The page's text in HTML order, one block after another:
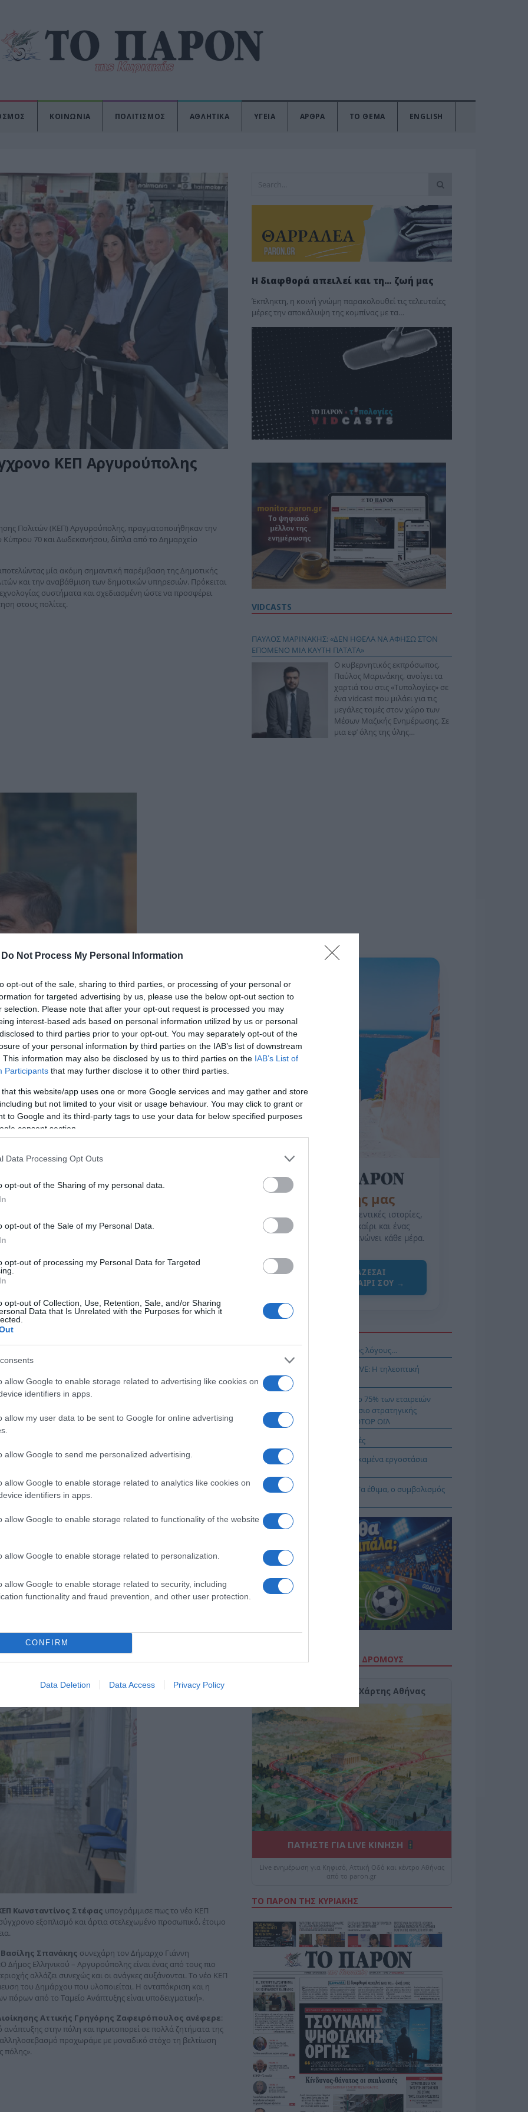
Do Not Process My Personal Information
opt-out of the sale, sharing to third parties, or processing of your personal or
for targeted advertising by us, please use the below opt-out section to
selection. Please note that after your opt-out request is processed you may
interest-based ads based on personal information utilized by us or personal
to third parties prior to your opt-out. You may separately opt-out of the
of your personal information by third parties on the IAB’s list of downstream
This information may also be disclosed by us to third parties on the IAB’s List of
Participants that may further disclose it to other third parties.
that this website/app uses one or more Google services and may gather and store
but not limited to your visit or usage behaviour. You may click to grant or
to Google and its third-party tags to use your data for below specified purposes
consent section.
Data Processing Opt Outs
opt-out of the Sharing of my personal data.
opt-out of the Sale of my Personal Data.
opt-out of processing my Personal Data for Targeted
opt-out of Collection, Use, Retention, Sale, and/or Sharing
Data that Is Unrelated with the Purposes for which it
allow Google to enable storage related to advertising like cookies on
identifiers in apps.
allow my user data to be sent to Google for online advertising
allow Google to send me personalized advertising.
allow Google to enable storage related to analytics like cookies on
identifiers in apps.
allow Google to enable storage related to functionality of the website
allow Google to enable storage related to personalization.
allow Google to enable storage related to security, including
functionality and fraud prevention, and other user protection.
CONFIRM
Data Deletion Data Access Privacy Policy
ΚΟΙΝΩΝΙΑ ΠΟΛΙΤΙΣΜΟΣ ΑΘΛΗΤΙΚΑ ΥΓΕΙΑ ΑΡΘΡΑ ΤΟ ΘΕΜΑ ENGLISH
ΚΕΠ Αργυρούπολης
Πολιτών (ΚΕΠ) Αργυρούπολης, πραγματοποιήθηκαν την
70 και Δωδεκανήσου, δίπλα από το Δημαρχείο
μία ακόμη σημαντική παρέμβαση της Δημοτικής
και την αναβάθμιση των δημοτικών υπηρεσιών. Πρόκειται
συστήματα και σχεδιασμένη ώστε να προσφέρει
στους πολίτες.
Κωνσταντάτος
πόλης μας, εξυπηρετώντας πολλαπλά τόσο από σημείο
στο Δημαρχείο. Βρισκόμαστε σε μια εποχή ψηφιακής
και τις ανάγκες των μεγαλύτερων ηλικιακά συμπολιτών μας.
οι άνθρωποί του. Ευχαριστώ θερμά το προσωπικό που
Συνεχίζουμε με έργα ουσίας για την πόλη μας.
Εσωτερικών και αρμόδιος για θέματα Τοπικής
Νοτίου Τομέα Αθηνών Τζίνα Αδαμοπούλου, ο Γενικός
Γρηγόρης Ζαφειρόπουλος, εκπρόσωπος του Υφυπουργού
εργαζομένων του Δήμου, μελών των ΚΑΠΗ και κατοίκων της
Νέας Σμύρνης, ο Πανοσιολογιότατος
Σπυρίδων, ενώ συμμετείχαν επίσης ο πατήρ Σπυρίδων από
τον Ιερό Ναό Κοιμήσεως της Θεοτόκου.
Κωνσταντίνος Στέφας υπογράμμισε πως το νέο ΚΕΠ
εξοπλισμό και άρτια στελεχωμένο προσωπικό, έτοιμο
Σπανάκης συνεχάρη τον Δήμαρχο Γιάννη
Δήμος Ελληνικού – Αργυρούπολης είναι ένας από τους πιο
αλλάζει συνεχώς και οι ανάγκες αυξάνονται. Το νέο ΚΕΠ
του Δημάρχου που υλοποιείται. Η ανταπόκριση και η
από το Ταμείο Ανάπτυξης είναι υποδειγματική».
Αττικής Γρηγόρης Ζαφειρόπουλος ανέφερε:
στην πόλη και πρωτοπορεί σε πολλά ζητήματα της
προχωράμε με μοναδικό στόχο τη βελτίωση
πόλης».
Η διαφθορά απειλεί και τη… ζωή μας
Έκπληκτη, η κοινή γνώμη παρακολουθεί τις τελευταίες
μέρες την αποκάλυψη της κο­μπίνας με τα…
VIDCASTS
ΠΑΥΛΟΣ ΜΑΡΙΝΑΚΗΣ: «ΔΕΝ ΗΘΕΛΑ ΝΑ ΑΦΗΣΩ ΣΤΟΝ
ΕΠΟΜΕΝΟ ΜΙΑ ΚΑΥΤΗ ΠΑΤΑΤΑ»
Ο κυβερνητικός εκπρόσωπος,
Παύλος Μαρινάκης, ανοίγει τα
χαρτιά του στις «Τυπολογίες» σε
ένα vidcast που μιλάει για τις
μεγάλες τομές στον χώρο των
Μέσων Μαζικής Ενημέρωσης. Σε
μια εφ’ όλης της ύλης
της Ζωής μας
Οι άνθρωποι, οι αυθεντικές ιστορίες,
το ελληνικό καλοκαίρι και ένας
πολιτισμός που μας ενώνει κάθε μέρα.
ΌΣΑ ΧΡΕΙΆΖΕΣΑΙ
ΓΙΑ ΤΟ ΚΑΛΟΚΑΊΡΙ ΣΟΥ →
Ξύπνησαν, αλλά για τους λάθος λόγους…
Παναθηναϊκός – ΤΣΣΚΑ 1948 LIVE: Η τηλεοπτική
μετάδοση του αγώνα (ΣΚΑΪ)
Ο Όμιλος AKTOR εξαγοράζει το 75% των εταιρειών
ΗΛΕΚΤΩΡ και THALIS στο πλαίσιο στρατηγικής
συνεργασίας με τον Όμιλο ΜΟΤΟΡ ΟΪΛ
Κίνδυνος-θάνατος οι σκαλωσιές
Όλοι βλέπουν τι γίνεται με τα καμένα εργοστάσια
Μεταμόρφωση του Σωτήρος: Τα έθιμα, ο συμβολισμός
ΔΕΙΤΕ ΤΗΝ ΚΙΝΗΣΗ ΣΤΟΥΣ ΔΡΌΜΟΥΣ
Κίνηση Τώρα: Live Χάρτης Αθήνας
ΠΑΤΗΣΤΕ ΓΙΑ LIVE ΚΙΝΗΣΗ
Live ενημέρωση για Κηφισό, Αττική Οδό και κέντρο Αθήνας
από το paron.gr
ΤΟ ΠΑΡΟΝ ΤΗΣ ΚΥΡΙΑΚΗΣ